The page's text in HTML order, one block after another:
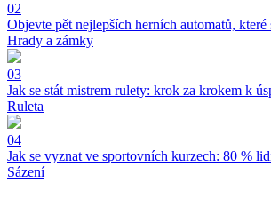
02
Objevte pět nejlepších herních automatů, které
Hrady a zámky
03
Jak se stát mistrem rulety: krok za krokem k
Ruleta
04
Jak se vyznat ve sportovních kurzech: 80 %
Sázení